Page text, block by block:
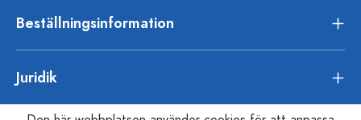
Beställningsinformation
Juridik